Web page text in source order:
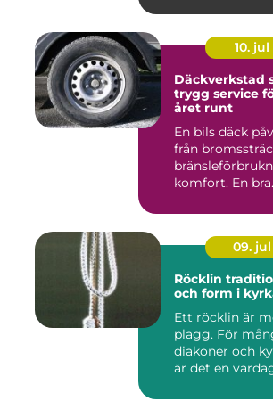
10. jul
Däckverkstad
trygg service
året runt
En bils däck
från
komfort. En bra
09. jul
Röcklin tradition, funktion
och form i
Ett röcklin är
plagg. För
diakoner och
är det en